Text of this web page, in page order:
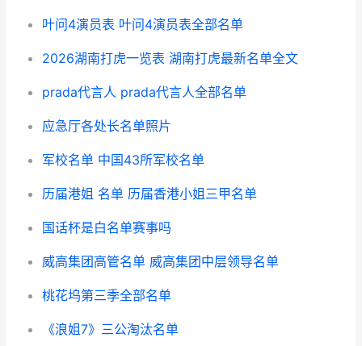
叶问4演员表 叶问4演员表全部名单
2026湖南打虎一览表 湖南打虎最新名单全文
prada代言人 prada代言人全部名单
应急厅各处长名单照片
军校名单 中国43所军校名单
历届港姐 名单 历届香港小姐三甲名单
国话杯是白名单赛事吗
威高集团高管名单 威高集团中层领导名单
桃花坞第三季全部名单
《浪姐7》三公淘汰名单